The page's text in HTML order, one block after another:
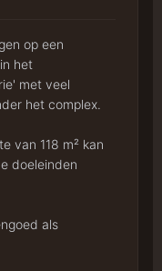
op een
het
met veel
het complex.
van 118 m² kan
doeleinden
als